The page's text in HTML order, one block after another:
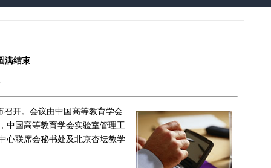
满结束
开。会议由中国高等教育学会
中国高等教育学会实验室管理工
心联席会秘书处及北京杏坛教学